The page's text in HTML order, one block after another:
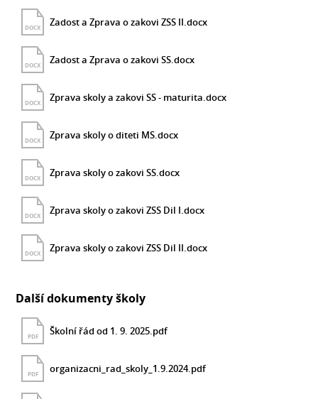
DOCX Zadost a Zprava o zakovi ZSS II.docx
DOCX Zadost a Zprava o zakovi SS.docx
DOCX Zprava skoly a zakovi SS - maturita.docx
DOCX Zprava skoly o diteti MS.docx
DOCX Zprava skoly o zakovi SS.docx
DOCX Zprava skoly o zakovi ZSS Dil I.docx
DOCX Zprava skoly o zakovi ZSS Dil II.docx
Další dokumenty školy
PDF Školní řád od 1. 9. 2025.pdf
PDF organizacni_rad_skoly_1.9.2024.pdf